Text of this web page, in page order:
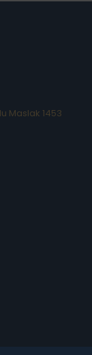
Maslak 1453